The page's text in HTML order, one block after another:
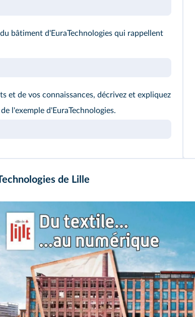
du bâtiment d'EuraTechnologies qui rappellent
et de vos connaissances, décrivez et expliquez
l'exemple d'EuraTechnologies.
de Lille